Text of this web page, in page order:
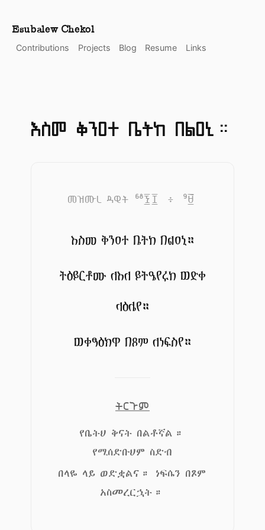
Esubalew Chekol
Contributions
Projects Blog Resume Links
እስመ ቅንዐተ ቤትከ በልዐኒ።
መዝሙረ ዳዊት 68፷፰ ፥ 9፱
እስመ ቅንዐተ ቤትከ በልዐኒ።
ትዕይርቶሙ ለእለ ይትዔየሩከ ወድቀ
ላዕሌየ።
ወቀፃዕክዋ በጾም ለነፍስየ።
ትርጉም
የቤትህ ቅናት በልቶኛል።
የሚሰድቡህም ስድብ
በላዬ ላይ ወድቋልና። ነፍሴን በጾም
አስመረርኋት።